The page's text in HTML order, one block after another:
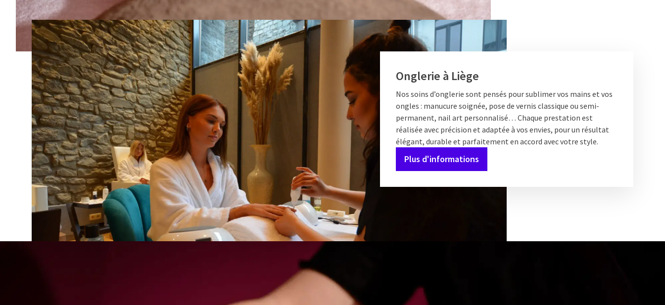
Onglerie à Liège
Nos soins d’onglerie sont pensés pour sublimer vos mains et vos
ongles : manucure soignée, pose de vernis classique ou semi-
permanent, nail art personnalisé… Chaque prestation est
réalisée avec précision et adaptée à vos envies, pour un résultat
élégant, durable et parfaitement en accord avec votre style.
Plus d'informations